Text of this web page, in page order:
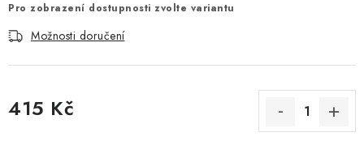
Pro zobrazení dostupnosti zvolte variantu
Možnosti doručení
415 Kč